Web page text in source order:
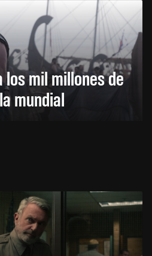
los mil millones de
mundial